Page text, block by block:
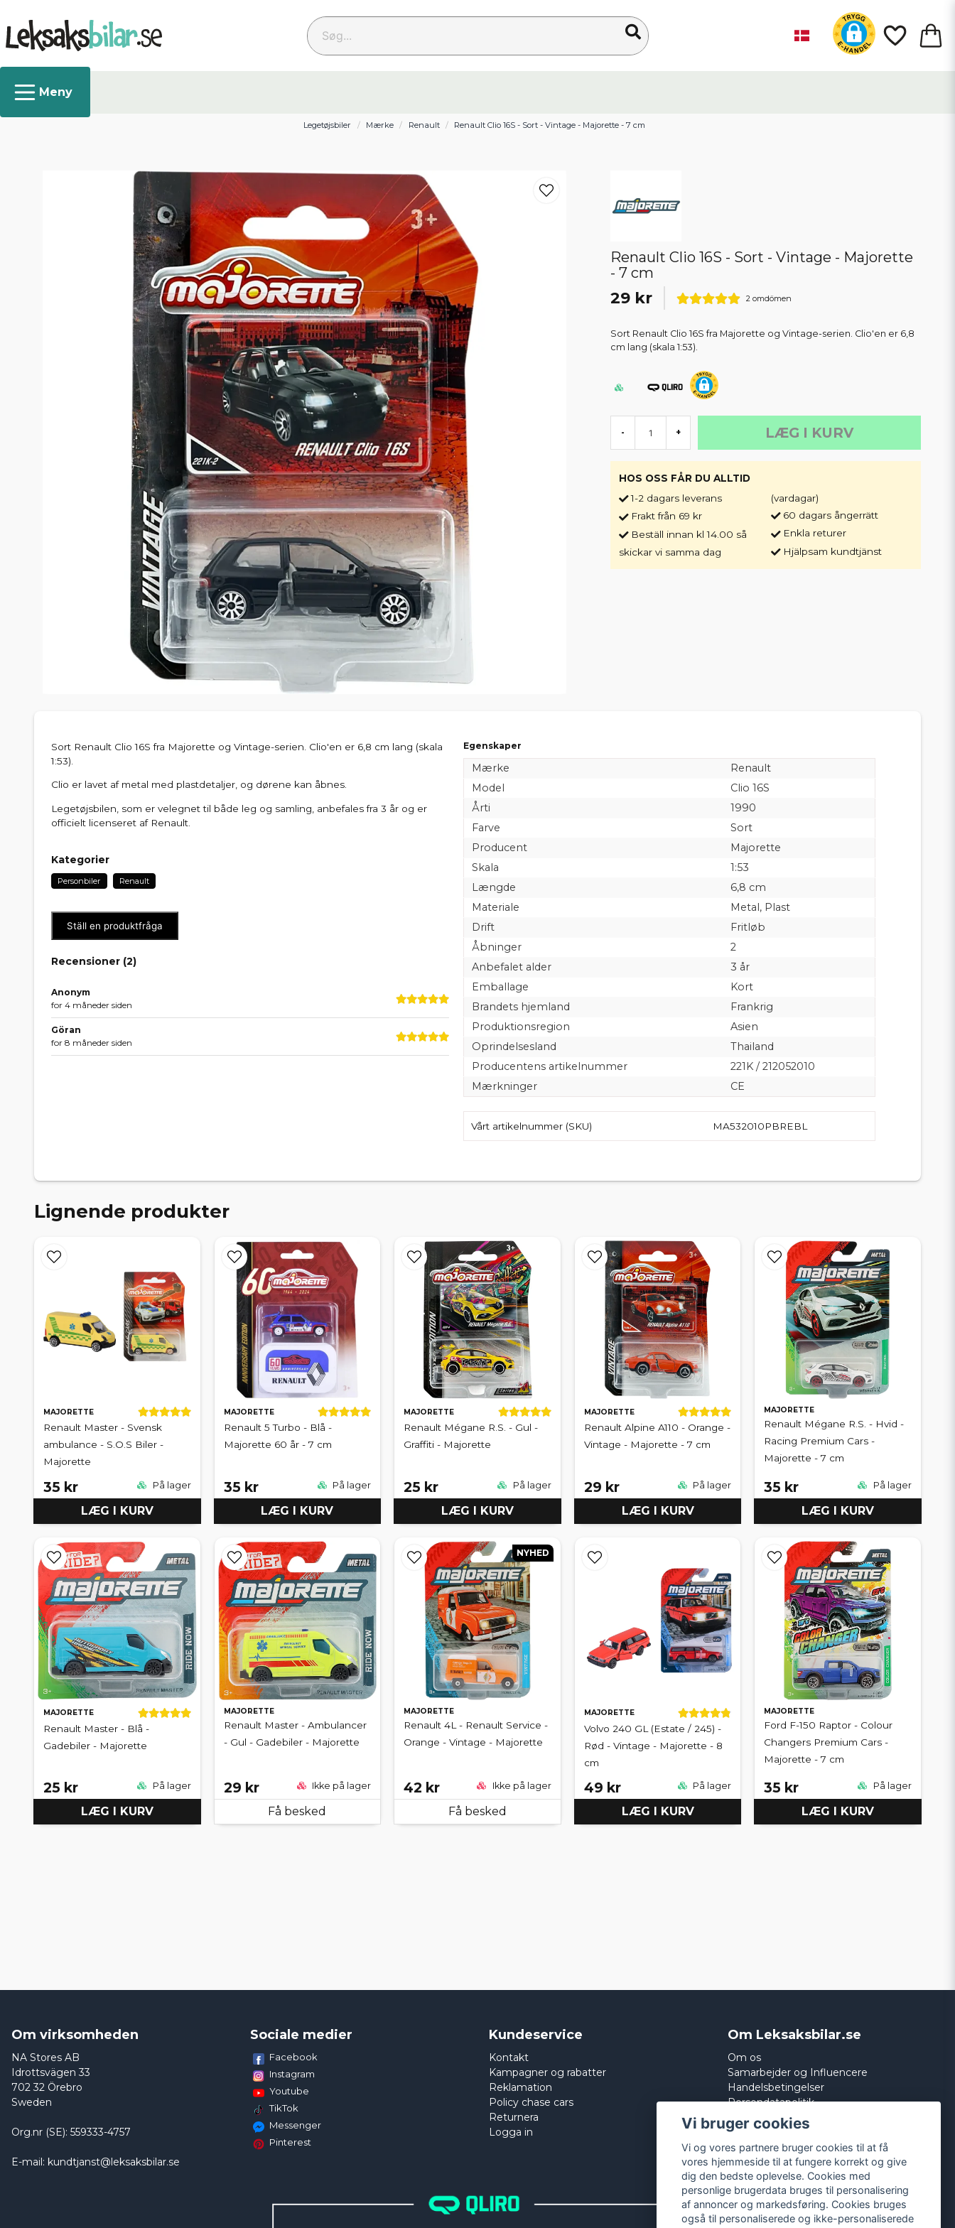
Søg...
Legetøjsbiler Mærke Renault Renault Clio 16S - Sort - Vintage - Majorette - 7 cm
Renault Clio 16S - Sort - Vintage - Majorette
- 7 cm
29 kr 2 omdömen
Sort Renault Clio 16S fra Majorette og Vintage-serien. Clio'en er 6,8
cm lang (skala 1:53).
- + LÆG I KURV
HOS OSS FÅR DU ALLTID
1-2 dagars leverans
Frakt från 69 kr
Beställ innan kl 14.00 så
skickar vi samma dag
(vardagar)
60 dagars ångerrätt
Enkla returer
Hjälpsam kundtjänst
Sort Renault Clio 16S fra Majorette og Vintage-serien. Clio'en er 6,8 cm lang (skala
1:53).
Clio er lavet af metal med plastdetaljer, og dørene kan åbnes.
Legetøjsbilen, som er velegnet til både leg og samling, anbefales fra 3 år og er
officielt licenseret af Renault.
Kategorier
Personbiler Renault
Ställ en produktfråga
Recensioner (2)
Anonym
for 4 måneder siden
Göran
for 8 måneder siden
Egenskaper
Mærke
Renault
Model
Clio 16S
Årti
1990
Farve
Sort
Producent
Majorette
Skala
1:53
Længde
6,8 cm
Materiale
Metal, Plast
Drift
Fritløb
Åbninger
2
Anbefalet alder
3 år
Emballage
Kort
Brandets hjemland
Frankrig
Produktionsregion
Asien
Oprindelsesland
Thailand
Producentens artikelnummer
221K / 212052010
Mærkninger
CE
Vårt artikelnummer (SKU) MA532010PBREBL
Lignende produkter
MAJORETTE
Renault Master - Svensk
ambulance - S.O.S Biler -
Majorette
35 kr På lager
LÆG I KURV
MAJORETTE
Renault 5 Turbo - Blå -
Majorette 60 år - 7 cm
35 kr På lager
LÆG I KURV
MAJORETTE
Renault Mégane R.S. - Gul -
Graffiti - Majorette
25 kr På lager
LÆG I KURV
MAJORETTE
Renault Alpine A110 - Orange -
Vintage - Majorette - 7 cm
29 kr På lager
LÆG I KURV
MAJORETTE
Renault Mégane R.S. - Hvid -
Racing Premium Cars -
Majorette - 7 cm
35 kr På lager
LÆG I KURV
MAJORETTE
Renault Master - Blå -
Gadebiler - Majorette
25 kr På lager
LÆG I KURV
MAJORETTE
Renault Master - Ambulancer
- Gul - Gadebiler - Majorette
29 kr Ikke på lager
Få besked
MAJORETTE
Renault 4L - Renault Service -
Orange - Vintage - Majorette
42 kr Ikke på lager
Få besked
NYHED
MAJORETTE
Volvo 240 GL (Estate / 245) -
Rød - Vintage - Majorette - 8
cm
49 kr På lager
LÆG I KURV
MAJORETTE
Ford F-150 Raptor - Colour
Changers Premium Cars -
Majorette - 7 cm
35 kr På lager
LÆG I KURV
Om virksomheden
NA Stores AB
Idrottsvägen 33
702 32 Örebro
Sweden
Org.nr (SE): 559333-4757
E-mail: kundtjanst@leksaksbilar.se
Sociale medier
Facebook
Instagram
Youtube
TikTok
Messenger
Pinterest
Kundeservice
Kontakt
Kampagner og rabatter
Reklamation
Policy chase cars
Returnera
Logga in
Om Leksaksbilar.se
Om os
Samarbejder og Influencere
Handelsbetingelser
Persondatapolitik
Cookies
Vi bruger cookies
Vi og vores partnere bruger cookies til at få
vores hjemmeside til at fungere korrekt og give
dig den bedste oplevelse. Cookies med
personlige brugerdata bruges til personalisering
af annoncer og markedsføring. Cookies bruges
også til personaliserede og ikke-personaliserede